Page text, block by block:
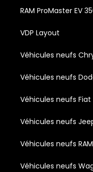
RAM ProMaster EV
VDP Layout
Véhicules neufs
Véhicules neufs
Véhicules neufs Fiat
Véhicules neufs
Véhicules neufs RAM
Véhicules neufs